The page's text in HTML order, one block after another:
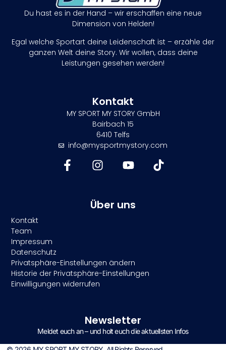
Du hast es in der Hand – wir erschaffen eine neue
Dimension von Helden!
Egal welche Sportart deine Leidenschaft ist – erzähle der
ganzen Welt deine Story. Wir wollen, dass deine
Leistungen gesehen werden!
Kontakt
MY SPORT MY STORY GmbH
Bairbach 15
6410 Telfs
info@mysportmystory.com
Über uns
Kontakt
Team
Impressum
Datenschutz
Privatsphäre-Einstellungen ändern
Historie der Privatsphäre-Einstellungen
Einwilligungen widerrufen
Newsletter
Meldet euch an – und holt euch die aktuellsten Infos